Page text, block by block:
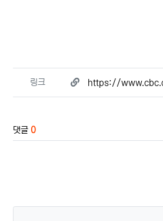
관련자료
링크 https://
댓글 0